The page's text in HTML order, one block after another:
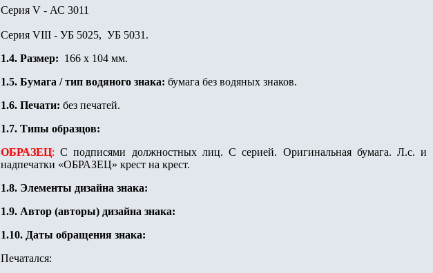
Серия V - АС 3011
Серия VIII - УБ 5025, УБ 5031.
1.4. Размер: 166 х 104 мм.
1.5. Бумага / тип водяного знака: бумага без водяных знаков.
1.6. Печати: без печатей.
1.7. Типы образцов:
ОБРАЗЕЦ: С подписями должностных лиц. С серией. Оригинальная бумага. Л.с.
надпечатки «ОБРАЗЕЦ» крест на крест.
1.8. Элементы дизайна знака:
1.9. Автор (авторы) дизайна знака:
1.10. Даты обращения знака:
Печатался: